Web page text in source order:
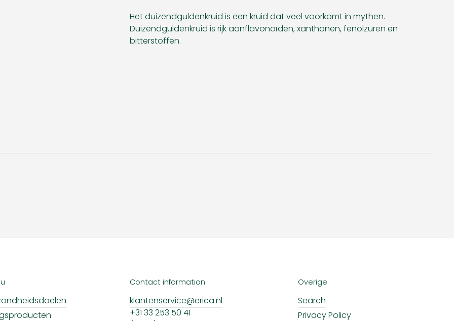
Het duizendguldenkruid is een kruid dat veel voorkomt in mythen.
Duizendguldenkruid is rijk aanflavonoïden, xanthonen, fenolzuren en
bitterstoffen.
Contact information
klantenservice@erica.nl
+31 33 253 50 41
Overige
Search
Privacy Policy